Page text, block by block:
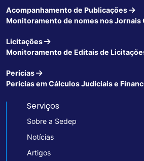
Acompanhamento de Publicações
Monitoramento de nomes nos Jornais
Licitações
Monitoramento de Editais de
Perícias
Perícias em Cálculos Judiciais e
Serviços
Sobre a Sedep
Notícias
Artigos